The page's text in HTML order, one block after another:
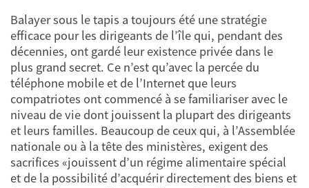
Balayer sous le tapis a toujours été une stratégie
efficace pour les dirigeants de l’île qui, pendant des
décennies, ont gardé leur existence privée dans le
plus grand secret. Ce n’est qu’avec la percée du
téléphone mobile et de l’Internet que leurs
compatriotes ont commencé à se familiariser avec le
niveau de vie dont jouissent la plupart des dirigeants
et leurs familles. Beaucoup de ceux qui, à l’Assemblée
nationale ou à la tête des ministères, exigent des
sacrifices «jouissent d’un régime alimentaire spécial
et de la possibilité d’acquérir directement des biens et